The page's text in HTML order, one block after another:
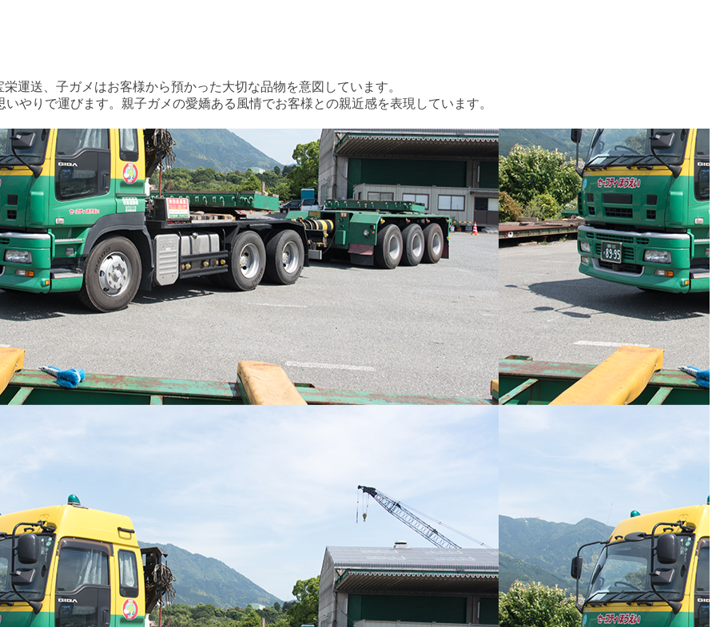
運送、子ガメはお客様から預かった大切な品物を意図しています。
やりで運びます。親子ガメの愛嬌ある風情でお客様との親近感を表現しています。